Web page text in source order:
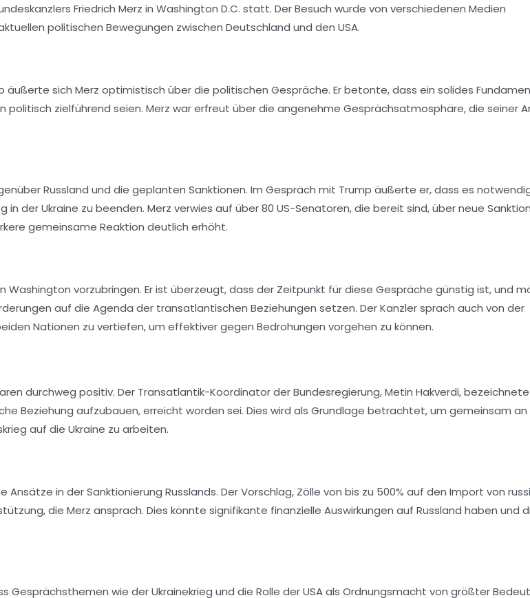
Friedrich Merz in Washington D.C. statt. Der Besuch wurde von verschiedenen Medien
politischen Bewegungen zwischen Deutschland und den USA.
sich Merz optimistisch über die politischen Gespräche. Er betonte, dass ein solides
politisch zielführend seien. Merz war erfreut über die angenehme Gesprächsatmosphäre, die seiner
Russland und die geplanten Sanktionen. Im Gespräch mit Trump äußerte er, dass es
in der Ukraine zu beenden. Merz verwies auf über 80 US-Senatoren, die bereit sind, über neue
gemeinsame Reaktion deutlich erhöht.
vorzubringen. Er ist überzeugt, dass der Zeitpunkt für diese Gespräche günstig ist, und
auf die Agenda der transatlantischen Beziehungen setzen. Der Kanzler sprach auch von der
Nationen zu vertiefen, um effektiver gegen Bedrohungen vorgehen zu können.
durchweg positiv. Der Transatlantik-Koordinator der Bundesregierung, Metin Hakverdi,
Beziehung aufzubauen, erreicht worden sei. Dies wird als Grundlage betrachtet, um gemeinsam
auf die Ukraine zu arbeiten.
in der Sanktionierung Russlands. Der Vorschlag, Zölle von bis zu 500% auf den Import von
die Merz ansprach. Dies könnte signifikante finanzielle Auswirkungen auf Russland haben und
wie der Ukrainekrieg und die Rolle der USA als Ordnungsmacht von größter